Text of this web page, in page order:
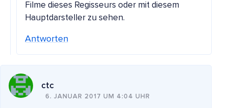
Filme dieses Regisseurs oder mit diesem
Hauptdarsteller zu sehen.
Antworten
ctc
6. JANUAR 2017 UM 4:04 UHR